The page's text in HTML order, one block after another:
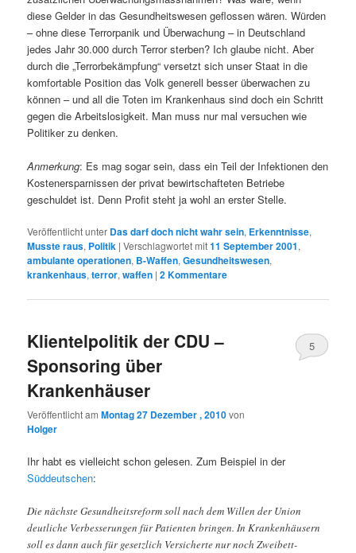
diese Gelder in das Gesundheitswesen geflossen wären. Würden
– ohne diese Terrorpanik und Überwachung – in Deutschland
jedes Jahr 30.000 durch Terror sterben? Ich glaube nicht. Aber
durch die „Terrorbekämpfung“ versetzt sich unser Staat in die
komfortable Position das Volk generell besser überwachen zu
können – und all die Toten im Krankenhaus sind doch ein Schritt
gegen die Arbeitslosigkeit. Man muss nur mal versuchen wie
Politiker zu denken.
Anmerkung: Es mag sogar sein, dass ein Teil der Infektionen den
Kostenersparnissen der privat bewirtschafteten Betriebe
geschuldet ist. Denn Profit steht ja wohl an erster Stelle.
Veröffentlicht unter Das darf doch nicht wahr sein, Erkenntnisse,
Musste raus, Politik |Verschlagwortet mit11 September 2001,
ambulante operationen, B-Waffen,Gesundheitswesen,
krankenhaus,terror,waffen |2Kommentare
Klientelpolitik der CDU –
Sponsoring über
Krankenhäuser
Veröffentlicht amMontag 27 Dezember , 2010von
Holger
5
Ihr habt es vielleicht schon gelesen. Zum Beispiel in der
Süddeutschen:
Die nächste Gesundheitsreform soll nach dem Willen der Union
deutliche Verbesserungen für Patienten bringen. In Krankenhäusern
soll es dann auch für gesetzlich Versicherte nur noch Zweibett-